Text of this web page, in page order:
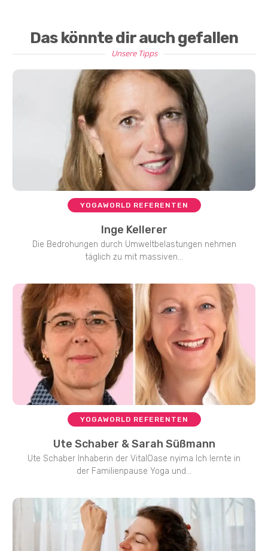
Das könnte dir auch gefallen
Unsere Tipps
YOGAWORLD REFERENTEN
Inge Kellerer
Die Bedrohungen durch Umweltbelastungen nehmen
täglich zu mit massiven...
YOGAWORLD REFERENTEN
Ute Schaber & Sarah Süßmann
Ute Schaber Inhaberin der VitalOase nyima Ich lernte in
der Familienpause Yoga und...